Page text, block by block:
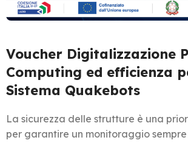
Voucher Digitalizzazione
Computing ed efficienza
Sistema Quakebots
La sicurezza delle strutture è una
per garantire un monitoraggio